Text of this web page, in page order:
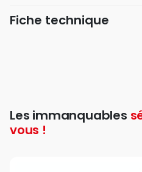
Fiche technique
Les immanquables
vous !